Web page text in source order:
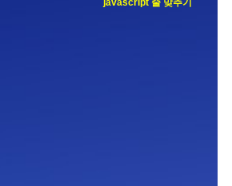
javascript 줄 맞추기